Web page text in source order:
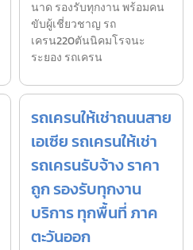
นาด รองรับทุกงาน พร้อมคน
ขับผู้เชี่ยวชาญ รถ
เครน220ตันนิคมโรจนะ
ระยอง รถเครน
รถเครนให้เช่าถนนสาย
เอเซีย รถเครนให้เช่า
รถเครนรับจ้าง ราคา
ถูก รองรับทุกงาน
บริการ ทุกพื้นที่ ภาค
ตะวันออก